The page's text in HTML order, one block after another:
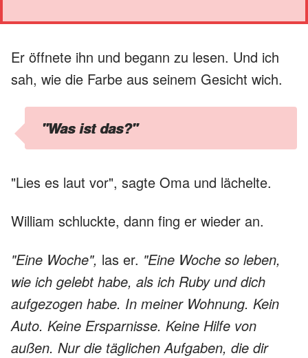
Er öffnete ihn und begann zu lesen. Und ich
sah, wie die Farbe aus seinem Gesicht wich.
"Was ist das?"
"Lies es laut vor", sagte Oma und lächelte.
William schluckte, dann fing er wieder an.
"Eine Woche", las er. "Eine Woche so leben,
wie ich gelebt habe, als ich Ruby und dich
aufgezogen habe. In meiner Wohnung. Kein
Auto. Keine Ersparnisse. Keine Hilfe von
außen. Nur die täglichen Aufgaben, die dir